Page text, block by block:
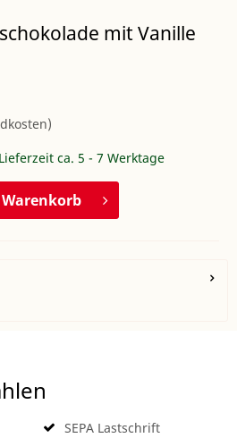
mit Vanille
)
ca. 5 - 7 Werktage
Warenkorb
SEPA Lastschrift